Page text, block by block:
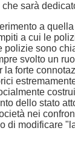
sarà
a
a cui le
sono
svolto un
forte
dello stato
nei
modificare